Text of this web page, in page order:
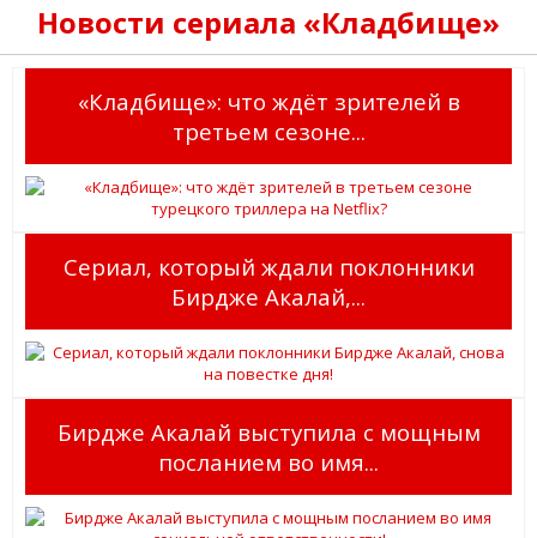
Новости сериала «Кладбище»
«Кладбище»: что ждёт зрителей в
третьем сезоне...
Сериал, который ждали поклонники
Бирдже Акалай,...
Бирдже Акалай выступила с мощным
посланием во имя...